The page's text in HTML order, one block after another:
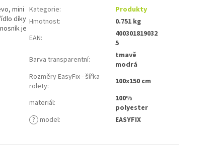
mini
díky
je
Kategorie:
Produkty
Hmotnost:
0.751 kg
EAN:
400301819032
5
Barva transparentní:
tmavě
modrá
Rozměry EasyFix - šířka
rolety: 100x150 cm
materiál:
100%
polyester
? model: EASYFIX